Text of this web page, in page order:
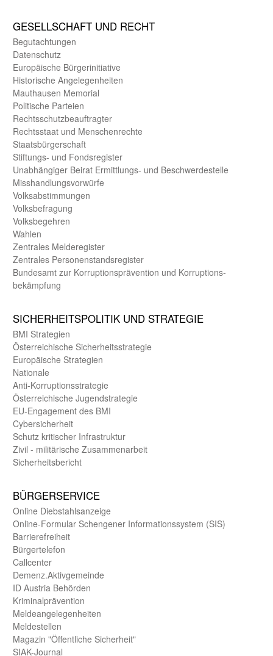
GE­SELL­SCHAFT UND RECHT
Begut­achtungen
Daten­schutz
Europäische Bürger­initiative
Historische Angelegen­heiten
Mauthausen Memorial
Politische Parteien
Rechts­schutz­beauftragter
Rechts­staat und Menschen­rechte
Staats­bürger­schaft
Stiftungs- und Fonds­register
Unab­hängiger Beirat Ermittlungs- und Beschwerde­stelle
Misshandlungs­vorwürfe
Volks­abstimmungen
Volks­befragung
Volks­begehren
Wahlen
Zentrales Melde­register
Zentrales Personen­stands­register
Bundes­amt zur Korrup­tions­prävention und Korrup­tions­
bekämpfung
SICHER­HEITS­POLITIK UND STRATEGIE
BMI Strategien
Öster­reichische Sicherheits­strategie
Europäische Strategien
Nationale
Anti-Korruptions­strategie
Öster­reichische Jugend­strategie
EU-Engagement des BMI
Cybersicherheit
Schutz kritischer Infra­struktur
Zivil - militärische Zusammen­arbeit
Sicherheits­bericht
BÜRGER­SERVICE
Online Diebstahls­anzeige
Online-Formular Schengener Informationssystem (SIS)
Barriere­freiheit
Bürger­telefon
Call­center
Demenz.Aktiv­gemeinde
ID Austria Behörden
Kriminal­prävention
Melde­an­ge­le­gen­heiten
Meld­estellen
Magazin "Öffentliche Sicherheit"
SIAK-Journal